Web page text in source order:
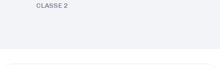
CLASSE 2